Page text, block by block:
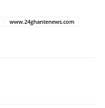
www.24ghantenews.com